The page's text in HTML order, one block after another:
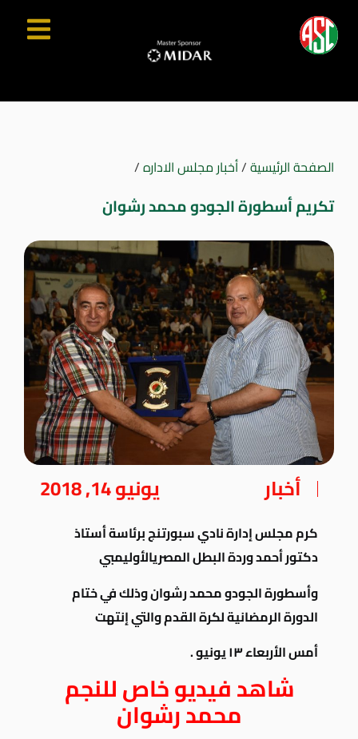
الصفحة الرئيسية/أخبار مجلس الاداره/
تكريم أسطورة الجودو محمد رشوان
أخبار يونيو 14, 2018
كرم مجلس إدارة نادي سبورتنج برئاسة أستاذ
دكتور أحمد وردة البطل المصريالأوليمبي
وأسطورة الجودو محمد رشوانوذلك في ختام
الدورة الرمضانيةلكرة القدموالتي إنتهت
أمس الأربعاء ١٣ يونيو .
شاهد فيديو خاص للنجم
محمد رشوان